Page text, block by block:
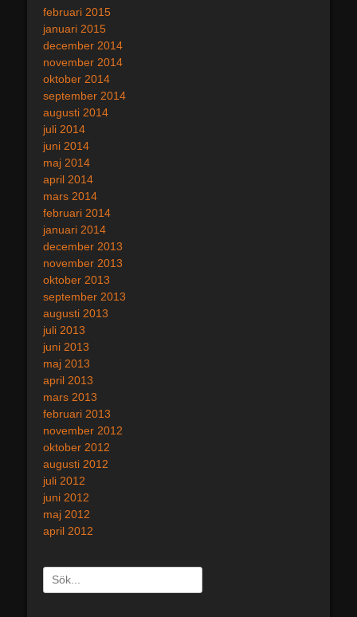
februari 2015
januari 2015
december 2014
november 2014
oktober 2014
september 2014
augusti 2014
juli 2014
juni 2014
maj 2014
april 2014
mars 2014
februari 2014
januari 2014
december 2013
november 2013
oktober 2013
september 2013
augusti 2013
juli 2013
juni 2013
maj 2013
april 2013
mars 2013
februari 2013
november 2012
oktober 2012
augusti 2012
juli 2012
juni 2012
maj 2012
april 2012
Sök
efter: